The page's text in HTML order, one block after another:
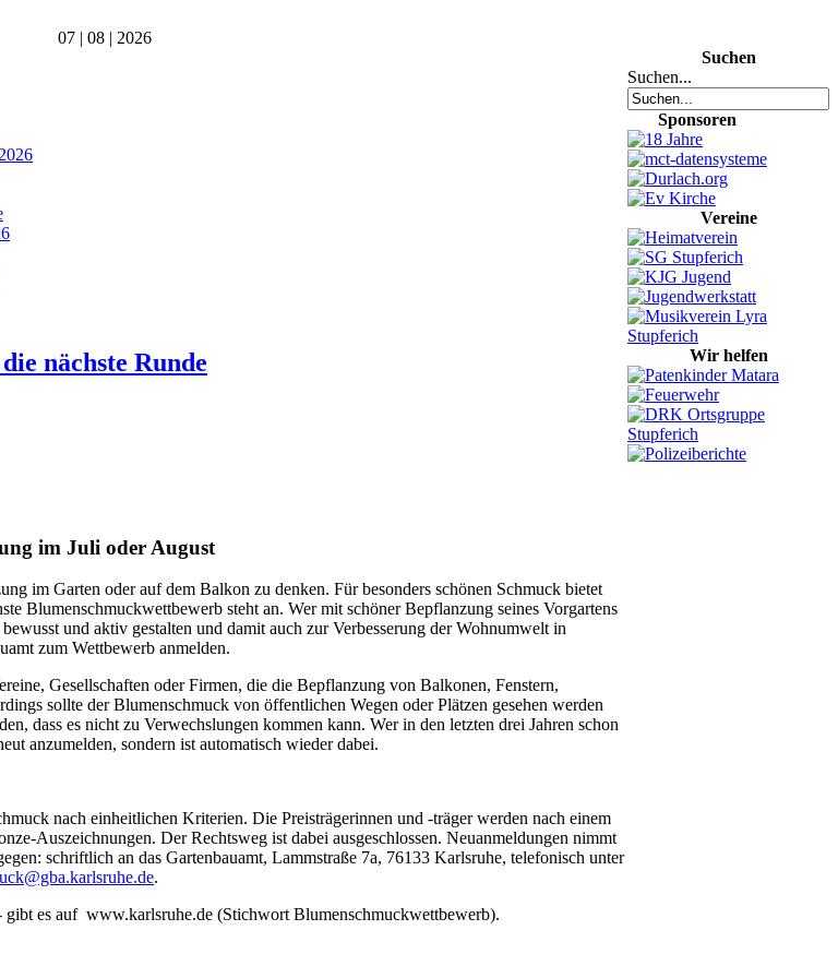
07 | 08 | 2026
nächste Runde
im Juli oder August
im Garten oder auf dem Balkon zu denken. Für besonders schönen Schmuck bietet
Blumenschmuckwettbewerb steht an. Wer mit schöner Bepflanzung seines Vorgartens
und aktiv gestalten und damit auch zur Verbesserung der Wohnumwelt in
zum Wettbewerb anmelden.
Gesellschaften oder Firmen, die die Bepflanzung von Balkonen, Fenstern,
sollte der Blumenschmuck von öffentlichen Wegen oder Plätzen gesehen werden
dass es nicht zu Verwechslungen kommen kann. Wer in den letzten drei Jahren schon
anzumelden, sondern ist automatisch wieder dabei.
nach einheitlichen Kriterien. Die Preisträgerinnen und -träger werden nach einem
Auszeichnungen. Der Rechtsweg ist dabei ausgeschlossen. Neuanmeldungen nimmt
schriftlich an das Gartenbauamt, Lammstraße 7a, 76133 Karlsruhe, telefonisch unter
.
es auf www.karlsruhe.de (Stichwort Blumenschmuckwettbewerb).
Suchen
Suchen...
Sponsoren
Vereine
Wir helfen